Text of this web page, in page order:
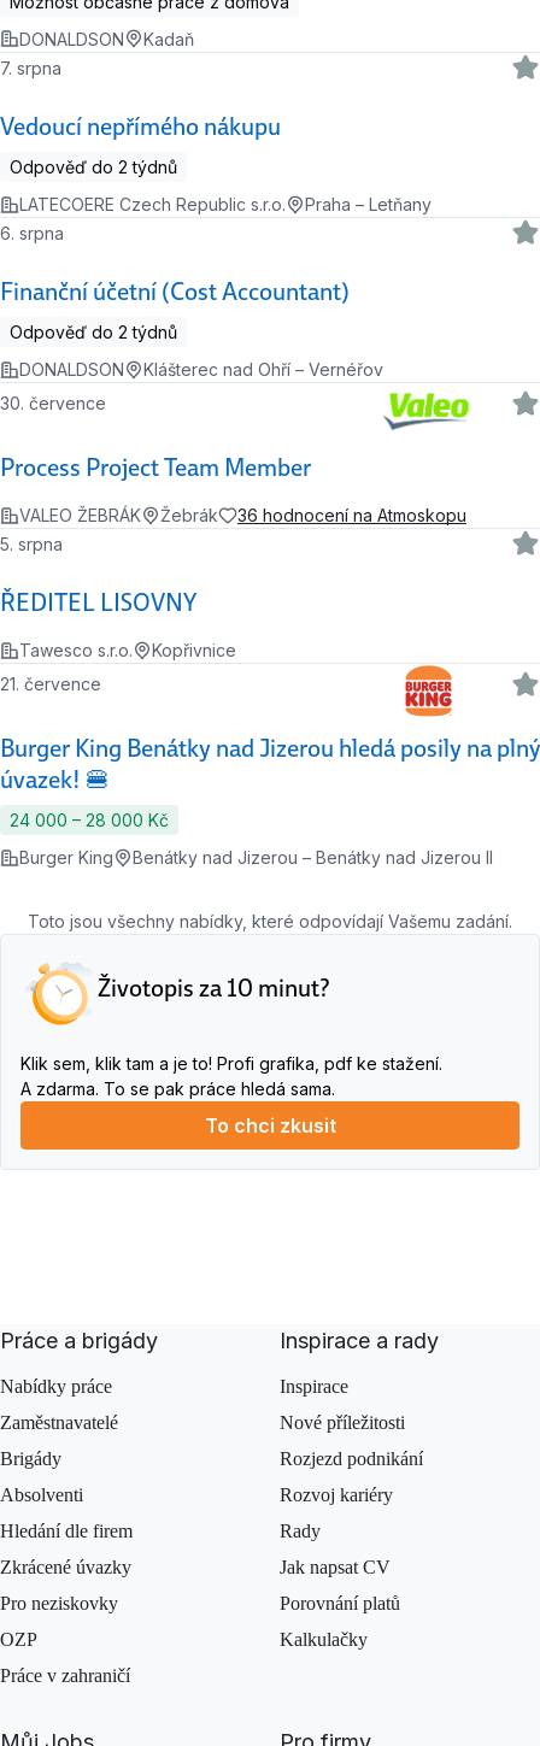
DONALDSON
Kadaň
Vedoucí nepřímého nákupu
7. srpna
Odpověď do 2 týdnů
LATECOERE Czech Republic s.r.o.
Praha – Letňany
Finanční účetní (Cost Accountant)
6. srpna
Odpověď do 2 týdnů
DONALDSON
Klášterec nad Ohří – Vernéřov
Process Project Team Member
30. července
VALEO ŽEBRÁK Žebrák 36 hodnocení na Atmoskopu
ŘEDITEL LISOVNY
5. srpna
Tawesco s.r.o. Kopřivnice
Burger King Benátky nad Jizerou hledá posily na plný
úvazek! 🍔
21. července
24 000 ‍–‍ 28 000 Kč
Burger King
Benátky nad Jizerou – Benátky nad Jizerou II
Toto jsou všechny nabídky, které odpovídají Vašemu zadání.
Životopis za 10 minut?
Klik sem, klik tam a je to! Profi grafika, pdf ke stažení.
A zdarma. To se pak práce hledá sama.
To chci zkusit
Práce a brigády
Nabídky práce
Zaměstnavatelé
Brigády
Absolventi
Hledání dle firem
Zkrácené úvazky
Pro neziskovky
OZP
Práce v zahraničí
Inspirace a rady
Inspirace
Nové příležitosti
Rozjezd podnikání
Rozvoj kariéry
Rady
Jak napsat CV
Porovnání platů
Kalkulačky